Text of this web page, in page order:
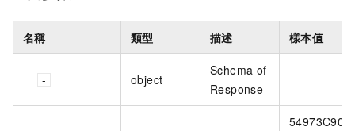
名稱 類型 描述 樣本值
object
Schema of
Response
54973C90-